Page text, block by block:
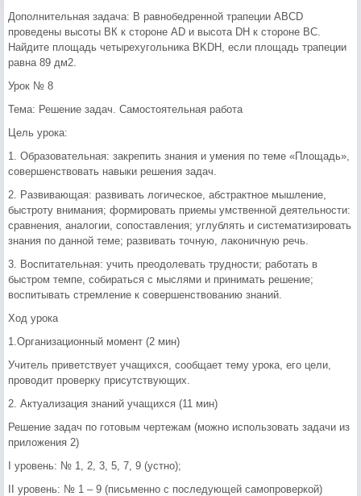
Дополнительная задача: В равнобедренной трапеции ABCD
проведены высоты ВК к стороне AD и высота DH к стороне ВС.
Найдите площадь четырехугольника BKDH, если площадь трапеции
равна 89 дм2.
Урок № 8
Тема: Решение задач. Самостоятельная работа
Цель урока:
1. Образовательная: закрепить знания и умения по теме «Площадь»,
совершенствовать навыки решения задач.
2. Развивающая: развивать логическое, абстрактное мышление,
быстроту внимания; формировать приемы умственной деятельности:
сравнения, аналогии, сопоставления; углублять и систематизировать
знания по данной теме; развивать точную, лаконичную речь.
3. Воспитательная: учить преодолевать трудности; работать в
быстром темпе, собираться с мыслями и принимать решение;
воспитывать стремление к совершенствованию знаний.
Ход урока
1.Организационный момент (2 мин)
Учитель приветствует учащихся, сообщает тему урока, его цели,
проводит проверку присутствующих.
2. Актуализация знаний учащихся (11 мин)
Решение задач по готовым чертежам (можно использовать задачи из
приложения 2)
I уровень: № 1, 2, 3, 5, 7, 9 (устно);
II уровень: № 1 – 9 (письменно с последующей самопроверкой)